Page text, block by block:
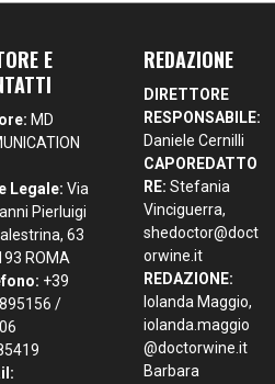
E
MD
Legale: Via
Pierluigi
63
ROMA
+39
/
REDAZIONE
DIRETTORE
RESPONSABILE:
Daniele Cernilli
CAPOREDATTO
RE: Stefania
Vinciguerra,
shedoctor@doct
orwine.it
REDAZIONE:
Iolanda Maggio,
iolanda.maggio
@doctorwine.it
Barbara